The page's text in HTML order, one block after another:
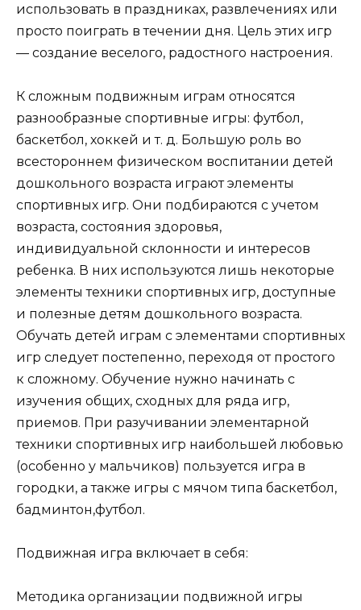
использовать в праздниках, развлечениях или
просто поиграть в течении дня. Цель этих игр
— создание веселого, радостного настроения.
К сложным подвижным играм относятся
разнообразные спортивные игры: футбол,
баскетбол, хоккей и т. д. Большую роль во
всестороннем физическом воспитании детей
дошкольного возраста играют элементы
спортивных игр. Они подбираются с учетом
возраста, состояния здоровья,
индивидуальной склонности и интересов
ребенка. В них используются лишь некоторые
элементы техники спортивных игр, доступные
и полезные детям дошкольного возраста.
Обучать детей играм с элементами спортивных
игр следует постепенно, переходя от простого
к сложному. Обучение нужно начинать с
изучения общих, сходных для ряда игр,
приемов. При разучивании элементарной
техники спортивных игр наибольшей любовью
(особенно у мальчиков) пользуется игра в
городки, а также игры с мячом типа баскетбол,
бадминтон,футбол.
Подвижная игра включает в себя:
Методика организации подвижной игры